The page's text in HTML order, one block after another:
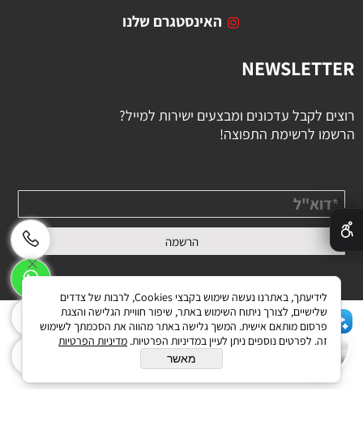
האינסטגרם שלנו
NEWSLETTER
רוצים לקבל עדכונים ומבצעים ישירות למייל?
הרשמו לרשימת התפוצה!
בניית אתרים
✕
לידיעתך, באתרנו נעשה שימוש בקבצי Cookies, לרבות של צדדים
שלישיים, לצורך ניתוח השימוש באתר, שיפור חוויית הגלישה והצגת
פרסום מותאם אישית. המשך גלישה באתר מהווה את הסכמתך לשימוש
זה. לפרטים נוספים ניתן לעיין במדיניות הפרטיות. מדיניות הפרטיות
מאשר
שלום 👋 אני הצ'אטבוט של האתר!
צריך עזרה? התחל שיחה.